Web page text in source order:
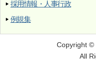
採用情報・人事行政
例規集
Copyright ©
All